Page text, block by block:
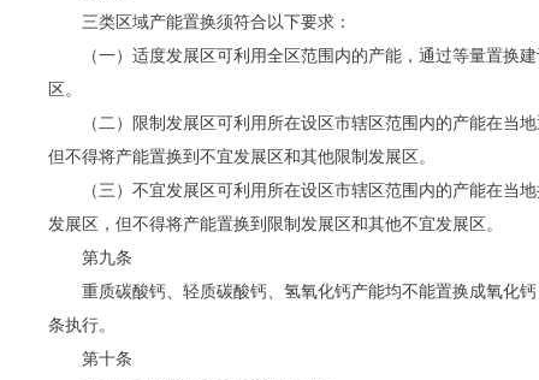
三类区域产能置换须符合以下要求：
（一）适度发展区可利用全区范围内的产能，通过等量置换
区。
（二）限制发展区可利用所在设区市辖区范围内的产能在当
但不得将产能置换到不宜发展区和其他限制发展区。
（三）不宜发展区可利用所在设区市辖区范围内的产能在当
发展区，但不得将产能置换到限制发展区和其他不宜发展区。
第九条
重质碳酸钙、轻质碳酸钙、氢氧化钙产能均不能置换成氧化
条执行。
第十条